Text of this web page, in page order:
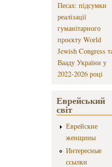
Песах: підсумки
реалізації
гуманітарного
проєкту World
Jewish Congress
Вааду України у
2022-2026 році
Еврейський
світ
Еврейские
женщины
Интересные
ссылки